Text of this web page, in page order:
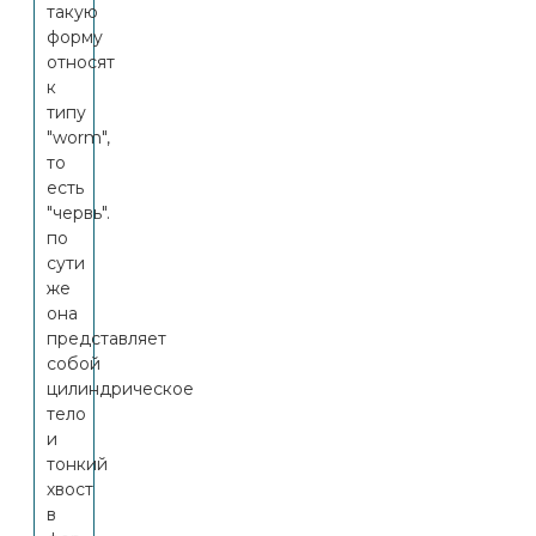
такую
форму
относят
к
типу
"worm",
то
есть
"червь".
по
сути
же
она
представляет
собой
цилиндрическое
тело
и
тонкий
хвост
в